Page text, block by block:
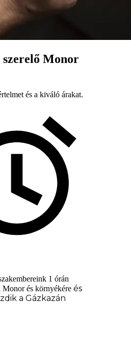
szerelő Monor
és a kiváló árakat.
1 órán
és környékére és
a Gázkazán